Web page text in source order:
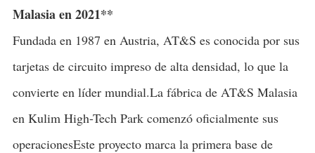
Malasia en 2021**
Fundada en 1987 en Austria, AT&S es conocida por sus
tarjetas de circuito impreso de alta densidad, lo que la
convierte en líder mundial.La fábrica de AT&S Malasia
en Kulim High-Tech Park comenzó oficialmente sus
operacionesEste proyecto marca la primera base de